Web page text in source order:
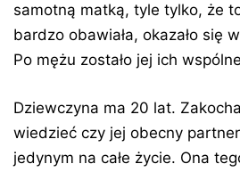
samotną matką, tyle tylko, że
bardzo obawiała, okazało się
Po mężu zostało jej ich
Dziewczyna ma 20 lat.
wiedzieć czy jej obecny
jedynym na całe życie. Ona